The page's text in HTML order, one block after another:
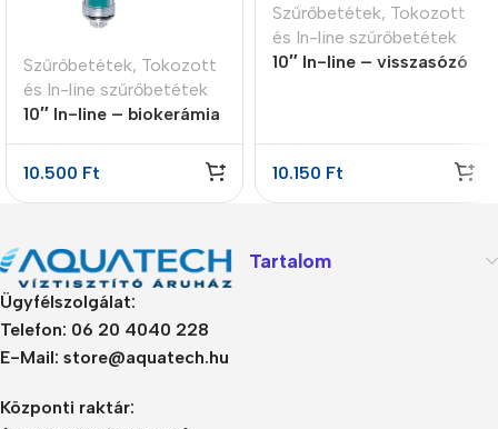
Szűrőbetétek, Tokozott
és In-line szűrőbetétek
10″ In-line – biokerámia
10.500 Ft
Szűrőbetétek, Tokozott
és In-line szűrőbetétek
10″ In-line – visszasózó
10.150 Ft
Ügyfélszolgálat:
Telefon: 06 20 4040 228
E-Mail: store@aquatech.hu
Központi raktár:
Tartalom